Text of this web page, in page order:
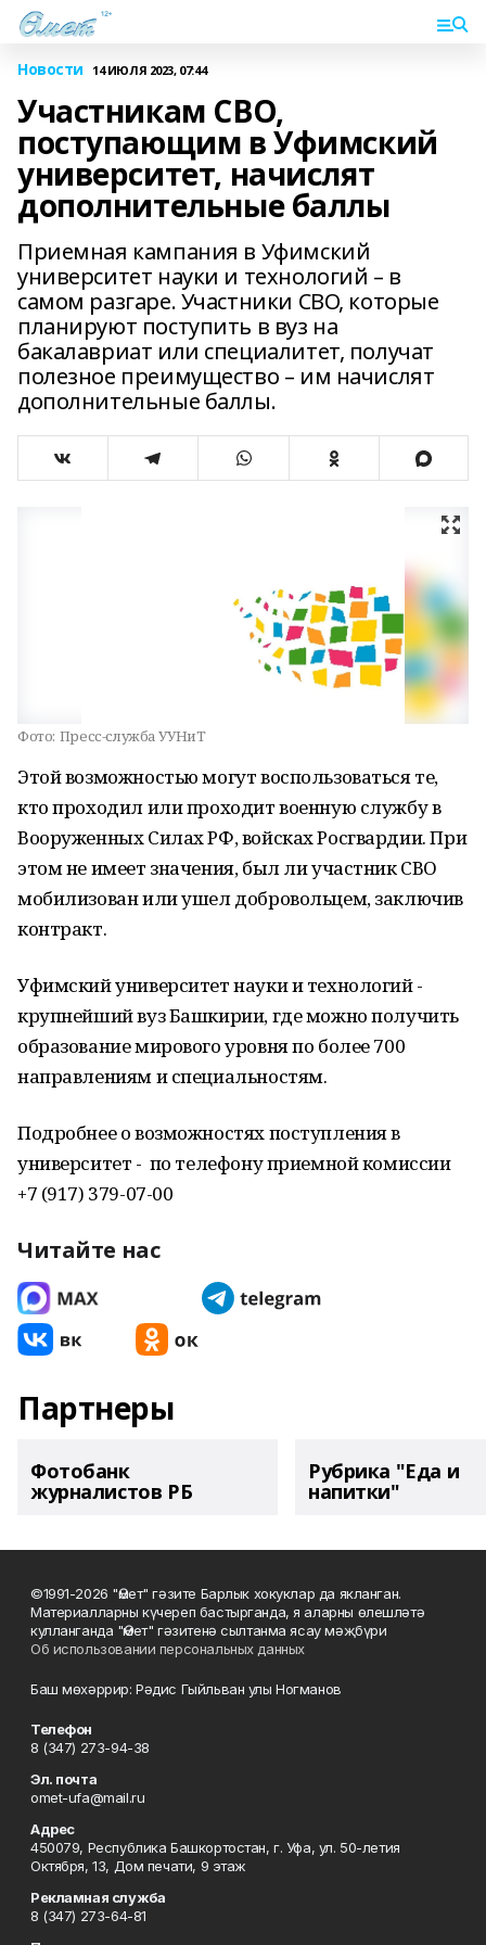
Новости 14 ИЮЛЯ 2023, 07:44
Участникам СВО,
поступающим в Уфимский
университет, начислят
дополнительные баллы
Приемная кампания в Уфимский
университет науки и технологий – в
самом разгаре. Участники СВО, которые
планируют поступить в вуз на
бакалавриат или специалитет, получат
полезное преимущество – им начислят
дополнительные баллы.
Фото: Пресс-служба УУНиТ
Этой возможностью могут воспользоваться те,
кто проходил или проходит военную службу в
Вооруженных Силах РФ, войсках Росгвардии. При
этом не имеет значения, был ли участник СВО
мобилизован или ушел добровольцем, заключив
контракт.
Уфимский университет науки и технологий -
крупнейший вуз Башкирии, где можно получить
образование мирового уровня по более 700
направлениям и специальностям.
Подробнее о возможностях поступления в
университет - по телефону приемной комиссии
+7 (917) 379-07-00
Читайте нас
Партнеры
Фотобанк
журналистов РБ
Рубрика "Еда и
напитки"
©1991-2026 "Өмет" гәзите Барлык хокуклар да якланган.
Материалларны күчереп бастырганда, я аларны өлешләтә
кулланганда "Өмет" гәзитенә сылтанма ясау мәҗбүри
Об использовании персональных данных
Баш мөхәррир: Рәдис Гыйльван улы Ногманов
Телефон
8 (347) 273-94-38
Эл. почта
omet-ufa@mail.ru
Адрес
450079, Республика Башкортостан, г. Уфа, ул. 50-летия
Октября, 13, Дом печати, 9 этаж
Рекламная служба
8 (347) 273-64-81